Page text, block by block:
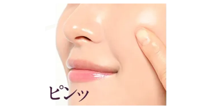
*1 剥がれずに肌に蓄積した古い角層
*3 洗浄による物理的効果
化粧水がなじみにくくなる年齢肌 に着目。つけた瞬間
するテクスチャー
に。ハンドプレスするとうるお
いで満ちたハリ感を即体感。
* トラネキサム酸配合＝メラニンの生成を抑え、シミ・そばかすを防ぐ
*2 年齢を重ねた肌